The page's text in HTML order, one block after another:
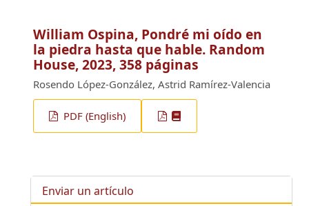
William Ospina, Pondré mi oído en
la piedra hasta que hable. Random
House, 2023, 358 páginas
Rosendo López-González, Astrid Ramírez-Valencia
PDF (English)
Enviar un artículo